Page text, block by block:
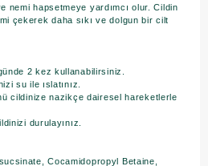
nemi hapsetmeye yardımcı olur. Cildin
çekerek daha sıkı ve dolgun bir cilt
2 kez kullanabilirsiniz.
su ile ıslatınız.
cildinize nazikçe dairesel hareketlerle
durulayınız.
Cocamidopropyl Betaine,